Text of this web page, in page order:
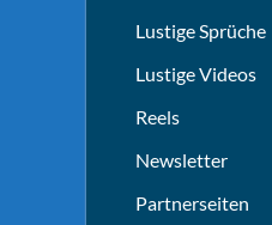
Lustige Sprüche
Lustige Videos
Reels
Newsletter
Partnerseiten